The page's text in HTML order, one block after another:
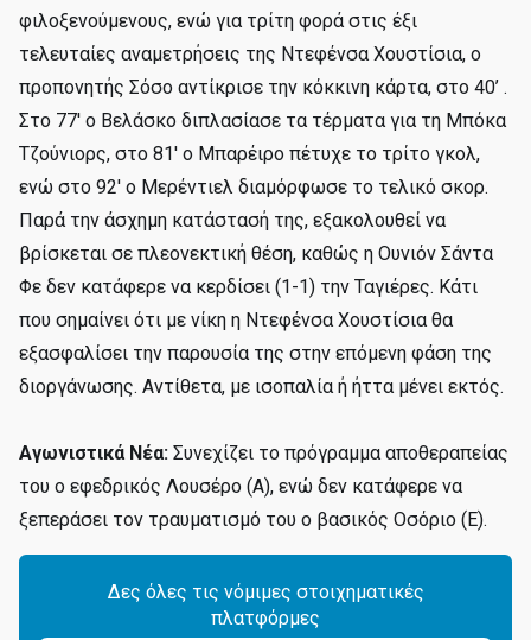
φιλοξενούμενους, ενώ για τρίτη φορά στις έξι
τελευταίες αναμετρήσεις της Ντεφένσα Χουστίσια, ο
προπονητής Σόσο αντίκρισε την κόκκινη κάρτα, στο 40’ .
Στο 77' ο Βελάσκο διπλασίασε τα τέρματα για τη Μπόκα
Τζούνιορς, στο 81' ο Μπαρέιρο πέτυχε το τρίτο γκολ,
ενώ στο 92' ο Μερέντιελ διαμόρφωσε το τελικό σκορ.
Παρά την άσχημη κατάστασή της, εξακολουθεί να
βρίσκεται σε πλεονεκτική θέση, καθώς η Ουνιόν Σάντα
Φε δεν κατάφερε να κερδίσει (1-1) την Ταγιέρες. Κάτι
που σημαίνει ότι με νίκη η Ντεφένσα Χουστίσια θα
εξασφαλίσει την παρουσία της στην επόμενη φάση της
διοργάνωσης. Αντίθετα, με ισοπαλία ή ήττα μένει εκτός.
Αγωνιστικά Νέα: Συνεχίζει το πρόγραμμα αποθεραπείας
του ο εφεδρικός Λουσέρο (Α), ενώ δεν κατάφερε να
ξεπεράσει τον τραυματισμό του ο βασικός Οσόριο (Ε).
Δες όλες τις νόμιμες στοιχηματικές
πλατφόρμες